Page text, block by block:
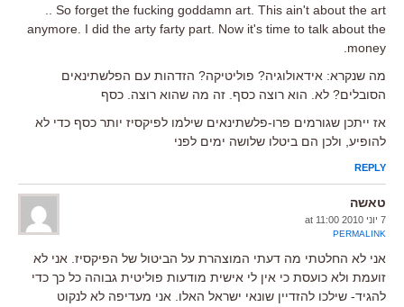
.. So forget the fucking goddamn art. This ain't about the art
anymore. I did the arty farty part. Now it's time to talk about the
money.
מה שנקרא: אידאולוגיה? פוליטיקה? הזדהות עם הפלשתינאים
הסובלים? לא. הוא רוצה כסף. זה מה שהוא רוצה. כסף
אז ייתכן שגורמים פרו-פלשתינאים שילמו לפיקסיז יותר כסף כדי לא
להופיע, ולכן הם ביטלו שלושה ימים לפני
REPLY
טאשה
7 יוני 2010 at 11:00
PERMALINK
אני לא החלטתי מה דעתי המוצהרת על הביטול של הפיקסיז. אני לא
זועמת ולא כועסת כי אין לי אישית מודעות פוליטית גבוהה כל כך כדי
להגיד- שילכו להזדיין שונאי ישראל האלו. אני מעדיפה לא לנקוט